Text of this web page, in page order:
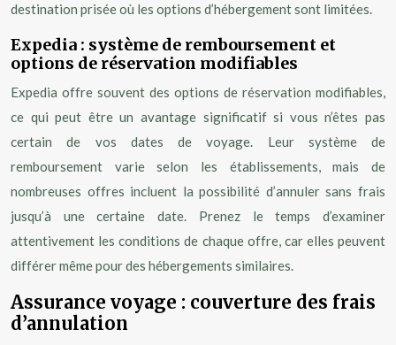
destination prisée où les options d’hébergement sont limitées.
Expedia : système de remboursement et
options de réservation modifiables
Expedia offre souvent des options de réservation modifiables,
ce qui peut être un avantage significatif si vous n’êtes pas
certain de vos dates de voyage. Leur système de
remboursement varie selon les établissements, mais de
nombreuses offres incluent la possibilité d’annuler sans frais
jusqu’à une certaine date. Prenez le temps d’examiner
attentivement les conditions de chaque offre, car elles peuvent
différer même pour des hébergements similaires.
Assurance voyage : couverture des frais
d’annulation